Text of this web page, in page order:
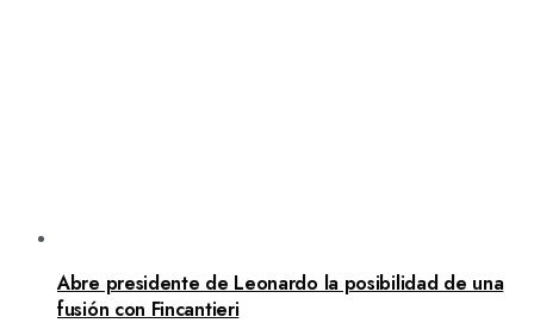
Abre presidente de Leonardo la posibilidad de una
fusión con Fincantieri